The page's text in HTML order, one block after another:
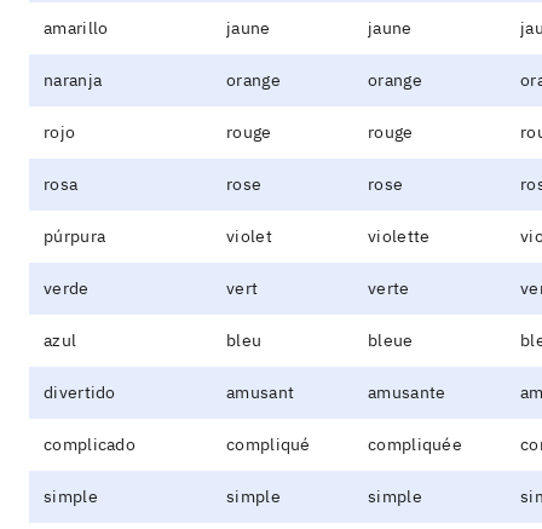
amarillo jaune jaune
naranja orange orange
rojo rouge rouge
rosa rose rose
púrpura violet violette
verde vert verte
azul bleu bleue
divertido amusant amusante
complicado compliqué compliquée
simple simple simple